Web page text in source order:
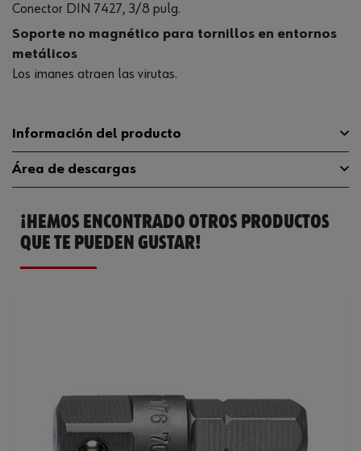
Conector DIN 7427, 3/8 pulg.
Soporte no magnético para tornillos en entornos
metálicos
Los imanes atraen las virutas.
Información del producto
Tipo de punta Hexágono interior
Longitud
Peso del producto (por artículo) 40.000 g
Área de descargas
Catálogo General 0614176681
¡HEMOS ENCONTRADO OTROS PRODUCTOS
QUE TE PUEDEN GUSTAR!